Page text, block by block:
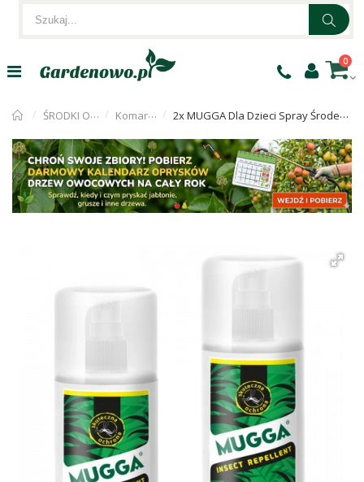
0
ŚRODKI OWADOBÓJCZE Komary i kleszcze 2x MUGGA Dla Dzieci Spray Środek Na Komary I Kleszcze 9.5% DEET